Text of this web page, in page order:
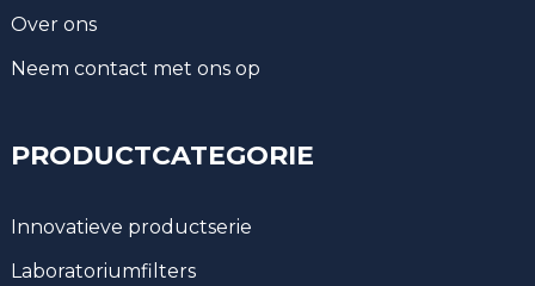
Over ons
Neem contact met ons op
PRODUCTCATEGORIE
Innovatieve productserie
Laboratoriumfilters